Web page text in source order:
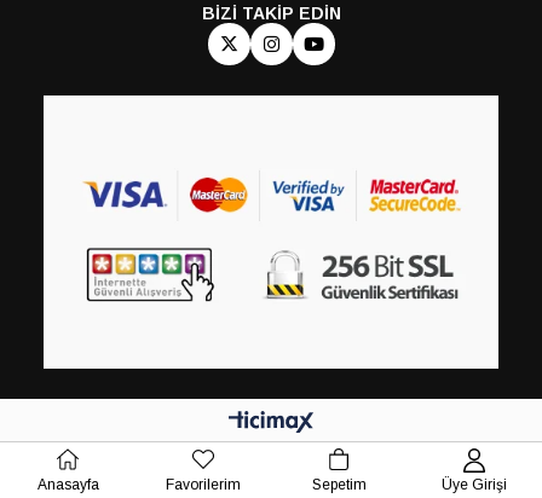
BİZİ TAKİP EDİN
Anasayfa Favorilerim Sepetim Üye Girişi